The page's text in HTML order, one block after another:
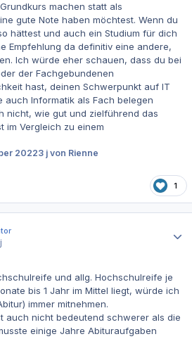
machen statt als
gute Note haben möchtest. Wenn du
hättest und auch ein Studium für dich
Empfehlung da definitiv eine andere,
Ich würde eher schauen, dass du bei
der Fachgebundenen
hast, deinen Schwerpunkt auf IT
auch Informatik als Fach belegen
nicht, wie gut und zielführend das
im Vergleich zu einem
20223 j von Rienne
1
und allg. Hochschulreife je
bis 1 Jahr im Mittel liegt, würde ich
immer mitnehmen.
auch nicht bedeutend schwerer als die
einige Jahre Abituraufgaben